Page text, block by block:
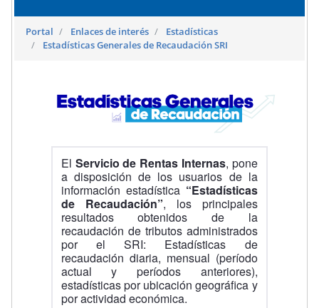
Portal Enlaces de interés
Estadísticas
Estadísticas Generales de Recaudación SRI
El Servicio de Rentas Internas, pone
a disposición de los usuarios de la
información estadística “Estadísticas
de Recaudación”, los principales
resultados obtenidos de la
recaudación de tributos administrados
por el SRI: Estadísticas de
recaudación diaria, mensual (período
actual y períodos anteriores),
estadísticas por ubicación geográfica y
por actividad económica.